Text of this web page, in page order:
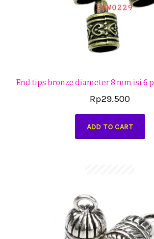
End tips bronze diameter 8 mm isi 6
Rp29.500
ADD TO CART